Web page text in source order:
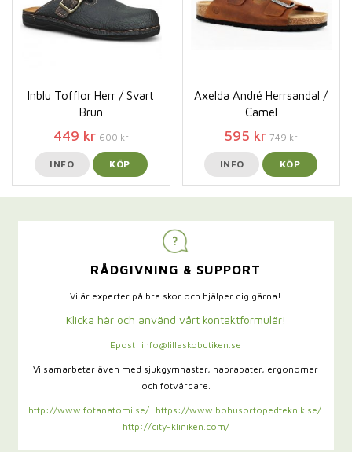
Inblu Tofflor Herr / Svart
Brun
449 kr 600 kr
INFO KÖP
Axelda André Herrsandal /
Camel
595 kr 749 kr
INFO KÖP
RÅDGIVNING & SUPPORT
Vi är experter på bra skor och hjälper dig gärna!
Klicka här och använd vårt kontaktformulär!
Epost: info@lillaskobutiken.se
Vi samarbetar även med sjukgymnaster, naprapater, ergonomer
och fotvårdare.
http://www.fotanatomi.se/
https://www.bohusortopedteknik.se/
http://city-kliniken.com/